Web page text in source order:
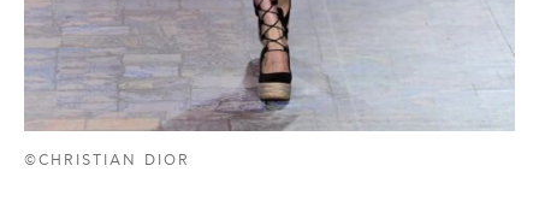
©CHRISTIAN DIOR